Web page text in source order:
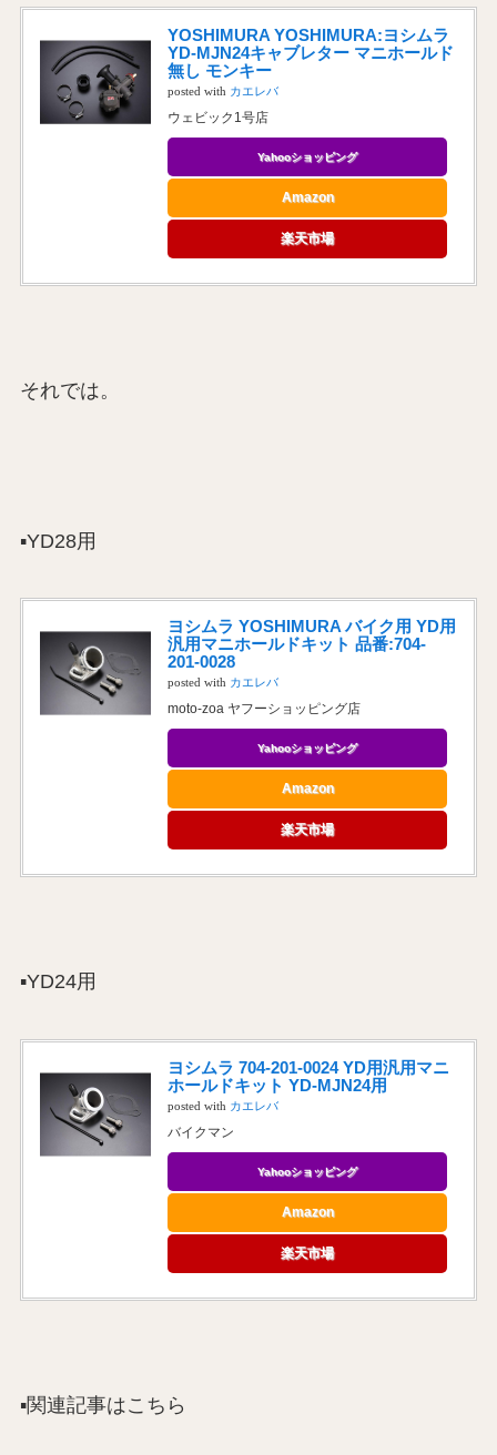
YOSHIMURA YOSHIMURA:ヨシムラ
YD-MJN24キャブレター マニホールド
無し モンキー
posted with カエレバ
ウェビック1号店
Yahooショッピング
Amazon
楽天市場
それでは。
▪️YD28用
ヨシムラ YOSHIMURA バイク用 YD用
汎用マニホールドキット 品番:704-
201-0028
posted with カエレバ
moto-zoa ヤフーショッピング店
Yahooショッピング
Amazon
楽天市場
▪️YD24用
ヨシムラ 704-201-0024 YD用汎用マニ
ホールドキット YD-MJN24用
posted with カエレバ
バイクマン
Yahooショッピング
Amazon
楽天市場
▪️関連記事はこちら